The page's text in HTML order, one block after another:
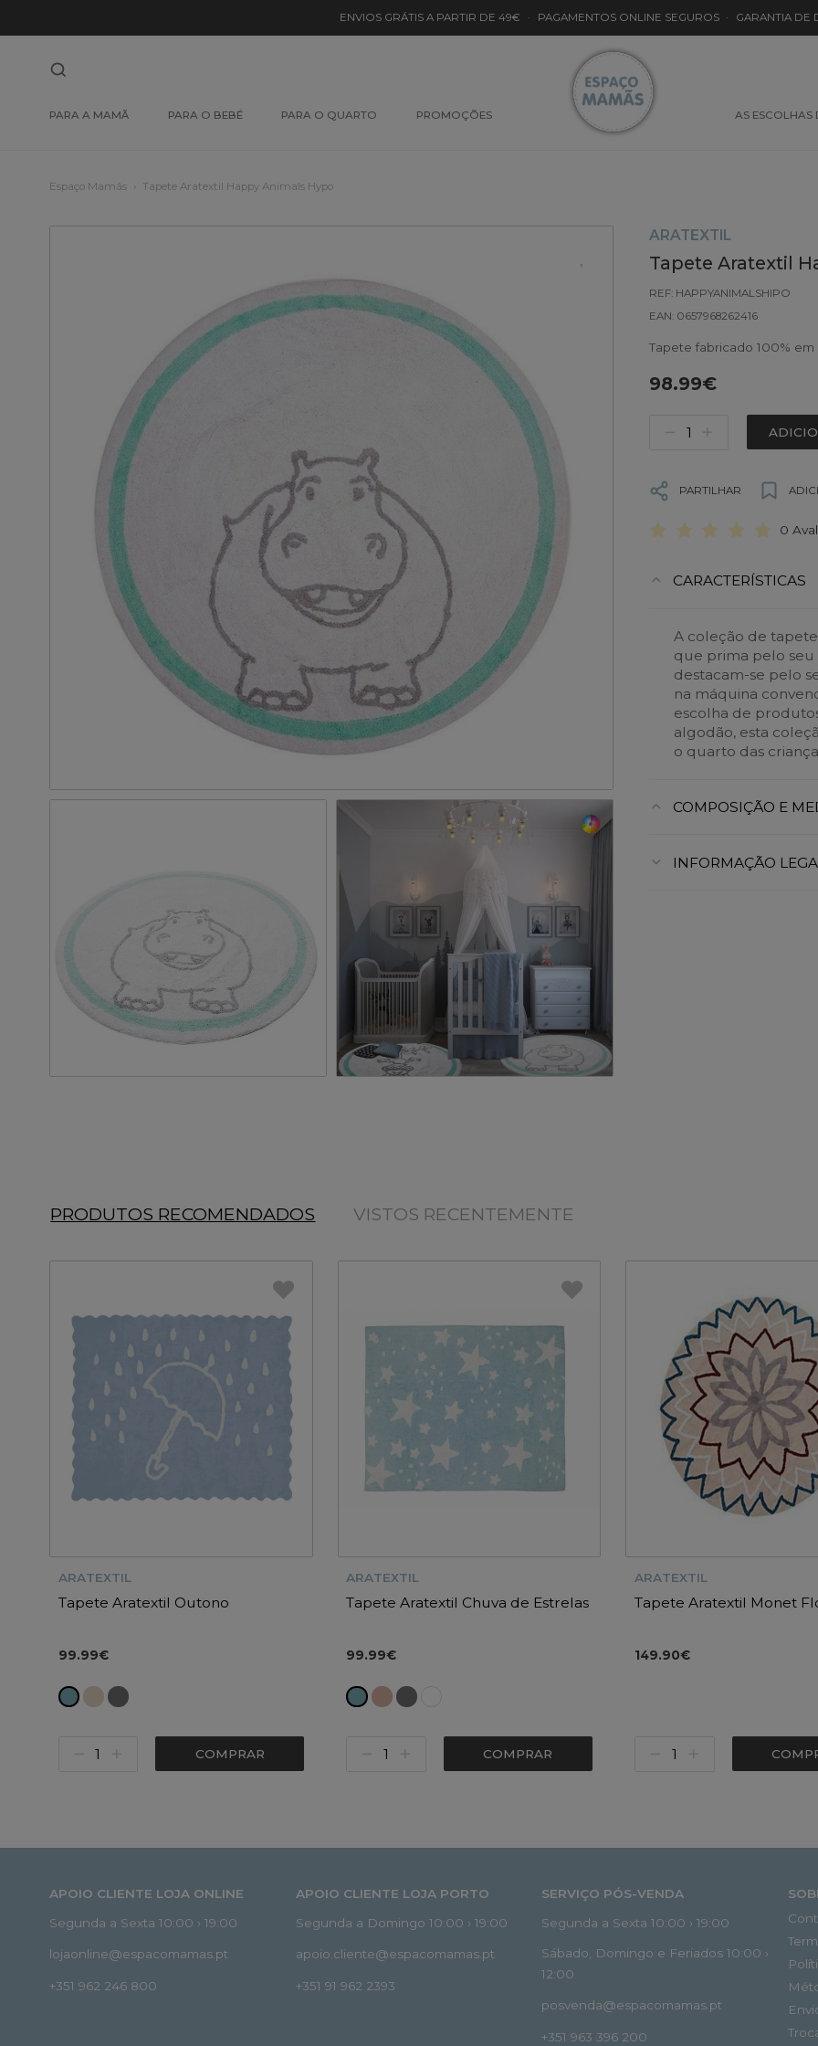
ENVIOS GRÁTIS A PARTIR DE 49€ · PAGAMENTOS ONLINE SEGUROS · GARANTIA DE
PARA A MAMÃ PARA O BEBÉ PARA O QUARTO PROMOÇÕES AS ESCOLHAS
Espaço Mamãs Tapete Aratextil Happy Animals Hypo
ARATEXTIL
Tapete Aratextil
REF: HAPPYANIMALSHIPO
EAN: 0657968262416
Tapete fabricado 100%
98.99€
PARTILHAR
0
CARACTERÍSTICAS
A coleção de
que prima pelo seu
destacam-se pelo
na máquina
escolha de
algodão, esta
o quarto das
COMPOSIÇÃO E
INFORMAÇÃO
PRODUTOS RECOMENDADOS VISTOS RECENTEMENTE
ARATEXTIL
Tapete Aratextil Outono
99.99€
COMPRAR
ARATEXTIL
Tapete Aratextil Chuva de Estrelas
99.99€
COMPRAR
ARATEXTIL
Tapete Aratextil Monet
149.90€
APOIO CLIENTE LOJA ONLINE
Segunda a Sexta 10:00 › 19:00
lojaonline@espacomamas.pt
+351 962 246 800
APOIO CLIENTE LOJA PORTO
Segunda a Domingo 10:00 › 19:00
apoio.cliente@espacomamas.pt
+351 91 962 2393
SERVIÇO PÓS-VENDA
Segunda a Sexta 10:00 › 19:00
Sábado, Domingo e Feriados 10:00 ›
12:00
posvenda@espacomamas.pt
+351 963 396 200